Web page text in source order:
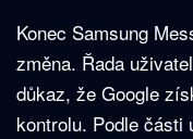
Konec Samsung
změna. Řada
důkaz, že Google
kontrolu. Podle části